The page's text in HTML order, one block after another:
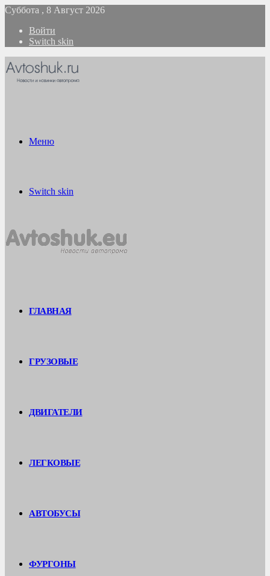
Суббота , 8 Август 2026
Войти
Switch skin
Меню
Switch skin
ГЛАВНАЯ
ГРУЗОВЫЕ
ДВИГАТЕЛИ
ЛЕГКОВЫЕ
АВТОБУСЫ
ФУРГОНЫ